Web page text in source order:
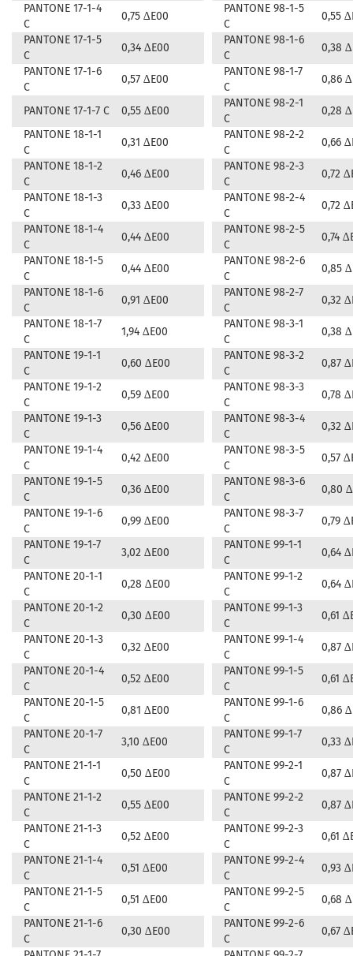
PANTONE 17-1-4
C
0,75 ∆E00
PANTONE 98-1-5
C
0,55
PANTONE 17-1-5
C
0,34 ∆E00
PANTONE 98-1-6
C
0,38
PANTONE 17-1-6
C
0,57 ∆E00
PANTONE 98-1-7
C
0,86
PANTONE 17-1-7 C 0,55 ∆E00
PANTONE 98-2-1
C
0,28
PANTONE 18-1-1
C
0,31 ∆E00
PANTONE 98-2-2
C
0,66
PANTONE 18-1-2
C
0,46 ∆E00
PANTONE 98-2-3
C
0,72
PANTONE 18-1-3
C
0,33 ∆E00
PANTONE 98-2-4
C
0,72
PANTONE 18-1-4
C
0,44 ∆E00
PANTONE 98-2-5
C
0,74
PANTONE 18-1-5
C
0,44 ∆E00
PANTONE 98-2-6
C
0,85
PANTONE 18-1-6
C
0,91 ∆E00
PANTONE 98-2-7
C
0,32
PANTONE 18-1-7
C
1,94 ∆E00
PANTONE 98-3-1
C
0,38
PANTONE 19-1-1
C
0,60 ∆E00
PANTONE 98-3-2
C
0,87
PANTONE 19-1-2
C
0,59 ∆E00
PANTONE 98-3-3
C
0,78
PANTONE 19-1-3
C
0,56 ∆E00
PANTONE 98-3-4
C
0,32
PANTONE 19-1-4
C
0,42 ∆E00
PANTONE 98-3-5
C
0,57
PANTONE 19-1-5
C
0,36 ∆E00
PANTONE 98-3-6
C
0,80
PANTONE 19-1-6
C
0,99 ∆E00
PANTONE 98-3-7
C
0,79
PANTONE 19-1-7
C
3,02 ∆E00
PANTONE 99-1-1
C
0,64
PANTONE 20-1-1
C
0,28 ∆E00
PANTONE 99-1-2
C
0,64
PANTONE 20-1-2
C
0,30 ∆E00
PANTONE 99-1-3
C
0,61
PANTONE 20-1-3
C
0,32 ∆E00
PANTONE 99-1-4
C
0,87
PANTONE 20-1-4
C
0,52 ∆E00
PANTONE 99-1-5
C
0,61
PANTONE 20-1-5
C
0,81 ∆E00
PANTONE 99-1-6
C
0,86
PANTONE 20-1-7
C
3,10 ∆E00
PANTONE 99-1-7
C
0,33
PANTONE 21-1-1
C
0,50 ∆E00
PANTONE 99-2-1
C
0,87
PANTONE 21-1-2
C
0,55 ∆E00
PANTONE 99-2-2
C
0,87
PANTONE 21-1-3
C
0,52 ∆E00
PANTONE 99-2-3
C
0,61
PANTONE 21-1-4
C
0,51 ∆E00
PANTONE 99-2-4
C
0,93
PANTONE 21-1-5
C
0,51 ∆E00
PANTONE 99-2-5
C
0,68
PANTONE 21-1-6
C
0,30 ∆E00
PANTONE 99-2-6
C
0,67